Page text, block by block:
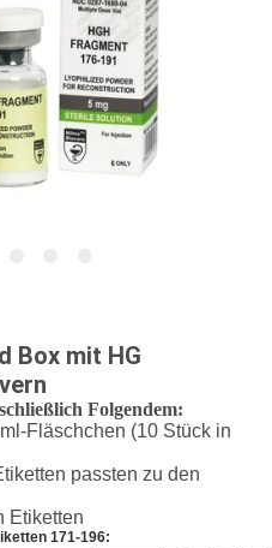
Box mit HG
Folgendem:
Fläschchen (10 Stück in
passten zu den
Etiketten
171-196: